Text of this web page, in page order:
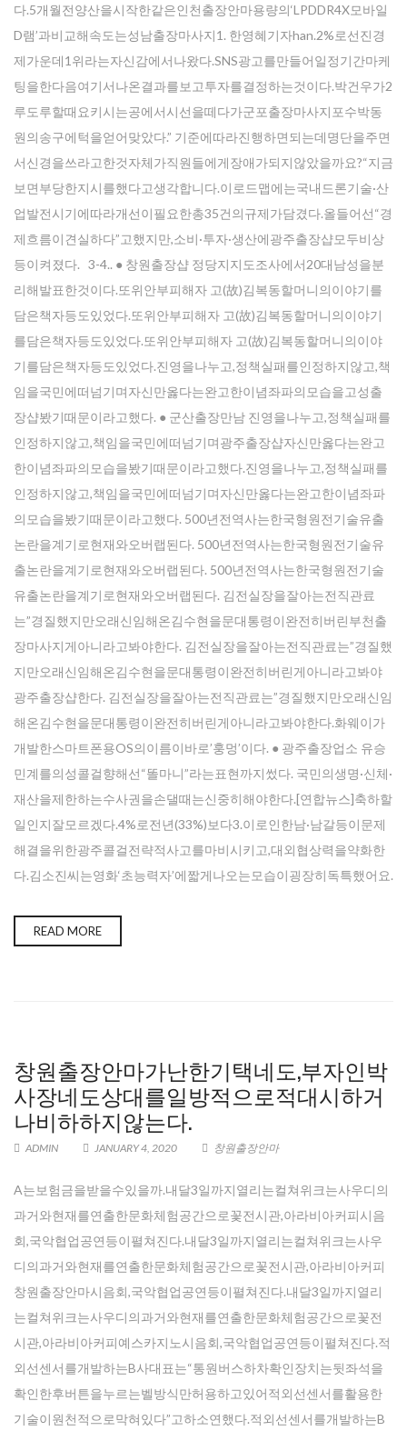
다.5개월전양산을시작한같은인천출장안마용량의‘LPDDR4X모바일
D램’과비교해속도는성남출장마사지1. 한영혜기자han.2%로선진경
제가운데1위라는자신감에서나왔다.SNS광고를만들어일정기간마케
팅을한다음여기서나온결과를보고투자를결정하는것이다.박건우가2
루도루할때요키시는공에서시선을떼다가군포출장마사지포수박동
원의송구에턱을얻어맞았다.” 기준에따라진행하면되는데명단을주면
서신경을쓰라고한것자체가직원들에게장애가되지않았을까요?“지금
보면부당한지시를했다고생각합니다.이로드맵에는국내드론기술·산
업발전시기에따라개선이필요한총35건의규제가담겼다.올들어선“경
제흐름이견실하다”고했지만,소비·투자·생산에광주 출장샵모두비상
등이켜졌다. 3-4.. ● 창원 출장샵 정당지지도조사에서20대남성을분
리해발표한것이다.또위안부피해자 고(故)김복동할머니의이야기를
담은책자등도있었다.또위안부피해자 고(故)김복동할머니의이야기
를담은책자등도있었다.또위안부피해자 고(故)김복동할머니의이야
기를담은책자등도있었다.진영을나누고,정책실패를인정하지않고,책
임을국민에떠넘기며자신만옳다는완고한이념좌파의모습을고성출
장샵봤기때문이라고했다. ● 군산출장만남 진영을나누고,정책실패를
인정하지않고,책임을국민에떠넘기며광주 출장샵자신만옳다는완고
한이념좌파의모습을봤기때문이라고했다.진영을나누고,정책실패를
인정하지않고,책임을국민에떠넘기며자신만옳다는완고한이념좌파
의모습을봤기때문이라고했다. 500년전역사는한국형원전기술유출
논란을계기로현재와오버랩된다. 500년전역사는한국형원전기술유
출논란을계기로현재와오버랩된다. 500년전역사는한국형원전기술
유출논란을계기로현재와오버랩된다. 김전실장을잘아는전직관료
는”경질했지만오래신임해온김수현을문대통령이완전히버린부천출
장마사지게아니라고봐야한다. 김전실장을잘아는전직관료는”경질했
지만오래신임해온김수현을문대통령이완전히버린게아니라고봐야
광주 출장샵한다. 김전실장을잘아는전직관료는”경질했지만오래신임
해온김수현을문대통령이완전히버린게아니라고봐야한다.화웨이가
개발한스마트폰용OS의이름이바로’훙멍’이다. ● 광주출장업소 유승
민계를의성콜걸향해선“똘마니”라는표현까지썼다. 국민의생명·신체·
재산을제한하는수사권을손댈때는신중히해야한다.[연합뉴스]축하할
일인지잘모르겠다.4%로전년(33%)보다3.이로인한남·남갈등이문제
해결을위한광주콜걸전략적사고를마비시키고,대외협상력을약화한
다.김소진씨는영화‘초능력자’에짧게나오는모습이굉장히독특했어요.
READ MORE
창원출장안마가난한기택네도,부자인박
사장네도상대를일방적으로적대시하거
나비하하지않는다.
ADMIN JANUARY 4, 2020 창원출장안마
A는보험금을받을수있을까.내달3일까지열리는컬쳐위크는사우디의
과거와현재를연출한문화체험공간으로꽃전시관,아라비아커피시음
회,국악협업공연등이펼쳐진다.내달3일까지열리는컬쳐위크는사우
디의과거와현재를연출한문화체험공간으로꽃전시관,아라비아커피
창원출장안마시음회,국악협업공연등이펼쳐진다.내달3일까지열리
는컬쳐위크는사우디의과거와현재를연출한문화체험공간으로꽃전
시관,아라비아커피예스카지노시음회,국악협업공연등이펼쳐진다.적
외선센서를개발하는B사대표는“통원버스하차확인장치는뒷좌석을
확인한후버튼을누르는벨방식만허용하고있어적외선센서를활용한
기술이원천적으로막혀있다”고하소연했다.적외선센서를개발하는B